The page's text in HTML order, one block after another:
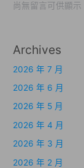
尚無留言可供顯示
Archives
2026 年 7 月
2026 年 6 月
2026 年 5 月
2026 年 4 月
2026 年 3 月
2026 年 2 月